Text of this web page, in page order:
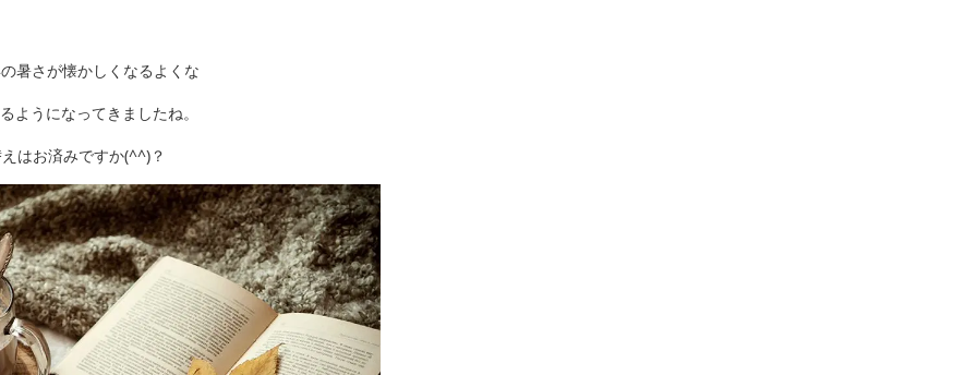
暑さが懐かしくなるよくな
ようになってきましたね。
はお済みですか(^^)？